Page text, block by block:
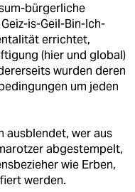
bürgerliche
is-Geil-Bin-Ich-
errichtet,
(hier und global)
wurden deren
um jeden
ausblendet, wer aus
abgestempelt,
wie Erben,
werden.